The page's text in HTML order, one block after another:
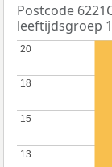
Postcode
leeftijdsgroep
13
13
15
15
18
18
20
20